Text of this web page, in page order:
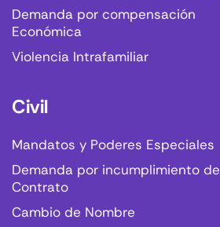
Demanda por compensación
Económica
Violencia Intrafamiliar
Civil
Mandatos y Poderes Especiales
Demanda por incumplimiento de
Contrato
Cambio de Nombre